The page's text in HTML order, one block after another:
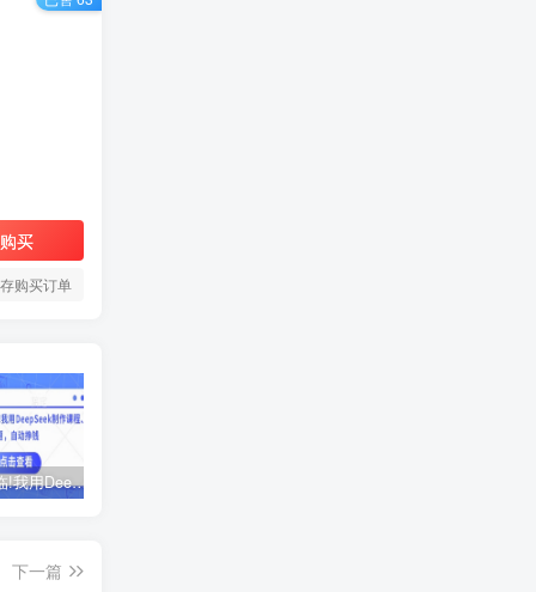
买
购买订单
AI时代来临!我用DeepSeek制作课程、爆款标题，自动挣钱
下一篇